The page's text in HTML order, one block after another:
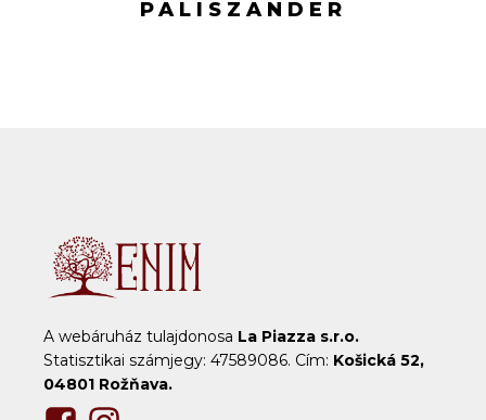
PALISZANDER
A webáruház tulajdonosa La Piazza s.r.o.
Statisztikai számjegy: 47589086. Cím: Košická 52,
04801 Rožňava.